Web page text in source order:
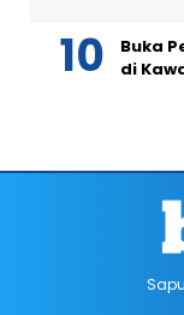
Buka
di